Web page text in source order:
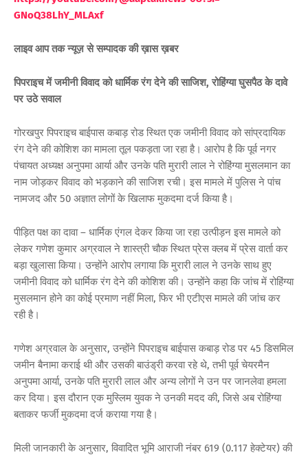
GNoQ38LhY_MLAxf
लाइव आप तक न्यूज़ से सम्पादक की ख़ास ख़बर
पिपराइच में जमीनी विवाद को धार्मिक रंग देने की साजिश, रोहिंग्या घुसपैठ के दावे
पर उठे सवाल
गोरखपुर पिपराइच बाईपास कबाड़ रोड स्थित एक जमीनी विवाद को सांप्रदायिक
रंग देने की कोशिश का मामला तूल पकड़ता जा रहा है। आरोप है कि पूर्व नगर
पंचायत अध्यक्ष अनुपमा आर्या और उनके पति मुरारी लाल ने रोहिंग्या मुसलमान का
नाम जोड़कर विवाद को भड़काने की साजिश रची। इस मामले में पुलिस ने पांच
नामजद और 50 अज्ञात लोगों के खिलाफ मुकदमा दर्ज किया है।
पीड़ित पक्ष का दावा – धार्मिक एंगल देकर किया जा रहा उत्पीड़न इस मामले को
लेकर गणेश कुमार अग्रवाल ने शास्त्री चौक स्थित प्रेस क्लब में प्रेस वार्ता कर
बड़ा खुलासा किया। उन्होंने आरोप लगाया कि मुरारी लाल ने उनके साथ हुए
जमीनी विवाद को धार्मिक रंग देने की कोशिश की। उन्होंने कहा कि जांच में रोहिंग्या
मुसलमान होने का कोई प्रमाण नहीं मिला, फिर भी एटीएस मामले की जांच कर
रही है।
गणेश अग्रवाल के अनुसार, उन्होंने पिपराइच बाईपास कबाड़ रोड पर 45 डिसमिल
जमीन बैनामा कराई थी और उसकी बाउंड्री करवा रहे थे, तभी पूर्व चेयरमैन
अनुपमा आर्या, उनके पति मुरारी लाल और अन्य लोगों ने उन पर जानलेवा हमला
कर दिया। इस दौरान एक मुस्लिम युवक ने उनकी मदद की, जिसे अब रोहिंग्या
बताकर फर्जी मुकदमा दर्ज कराया गया है।
मिली जानकारी के अनुसार, विवादित भूमि आराजी नंबर 619 (0.117 हेक्टेयर) की